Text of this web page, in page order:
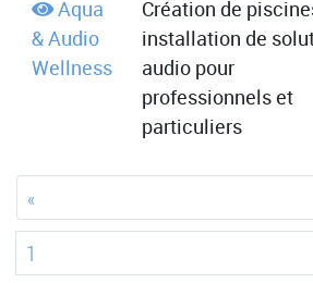
Aqua
& Audio
Wellness
Création de
installation de
audio pour
professionnels et
particuliers
«
1